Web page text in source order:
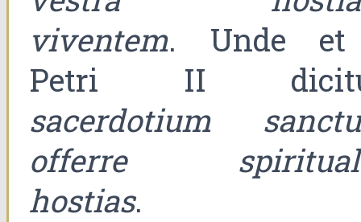
viventem. Unde
Petri II
sacerdotium
offerre
hostias.